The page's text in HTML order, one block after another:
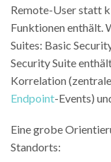
Remote-User statt
Funktionen enthält.
Suites: Basic
Security Suite
Korrelation
Endpoint-Events)
Eine grobe
Standorts: